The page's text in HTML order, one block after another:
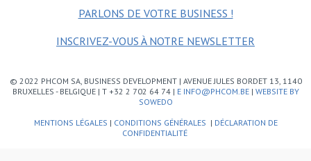
PARLONS DE VOTRE BUSINESS !
INSCRIVEZ-VOUS À NOTRE NEWSLETTER
© 2022 PHCOM SA, BUSINESS DEVELOPMENT | AVENUE JULES BORDET 13, 1140
BRUXELLES - BELGIQUE | T +32 2 702 64 74 | E INFO@PHCOM.BE| WEBSITE BY
SOWEDO
MENTIONS LÉGALES | CONDITIONS GÉNÉRALES | DÉCLARATION DE
CONFIDENTIALITÉ